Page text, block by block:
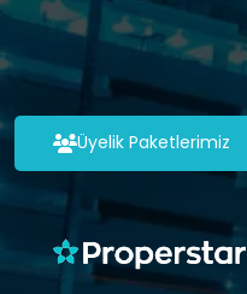
Üyelik Paketlerimiz